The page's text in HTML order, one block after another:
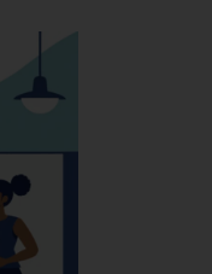
doanh nhân
quả
nghiệp
TPHCM